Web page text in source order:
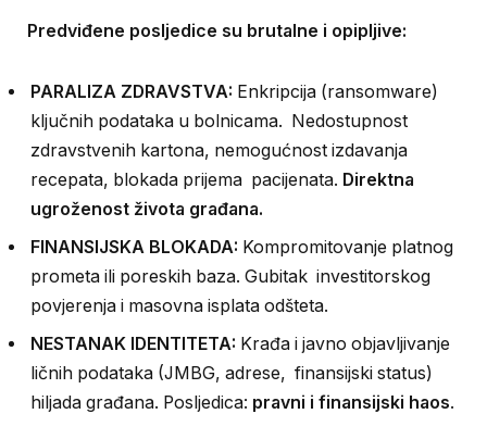
Predviđene posljedice su brutalne i opipljive:
PARALIZA ZDRAVSTVA: Enkripcija (ransomware)
ključnih podataka u bolnicama. Nedostupnost
zdravstvenih kartona, nemogućnost izdavanja
recepata, blokada prijema pacijenata. Direktna
ugroženost života građana.
FINANSIJSKA BLOKADA: Kompromitovanje platnog
prometa ili poreskih baza. Gubitak investitorskog
povjerenja i masovna isplata odšteta.
NESTANAK IDENTITETA: Krađa i javno objavljivanje
ličnih podataka (JMBG, adrese, finansijski status)
hiljada građana. Posljedica: pravni i finansijski haos.